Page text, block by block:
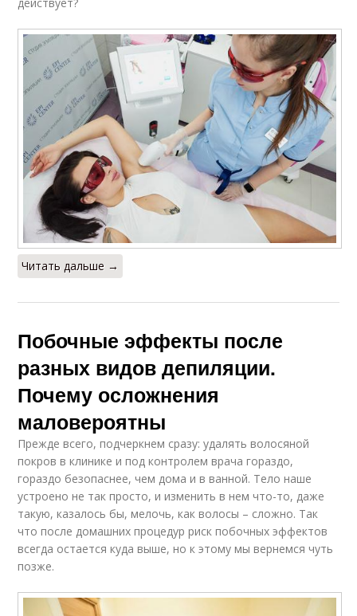
Читать дальше →
Побочные эффекты после
разных видов депиляции.
Почему осложнения
маловероятны
Прежде всего, подчеркнем сразу: удалять волосяной
покров в клинике и под контролем врача гораздо,
гораздо безопаснее, чем дома и в ванной. Тело наше
устроено не так просто, и изменить в нем что-то, даже
такую, казалось бы, мелочь, как волосы – сложно. Так
что после домашних процедур риск побочных эффектов
всегда остается куда выше, но к этому мы вернемся чуть
позже.